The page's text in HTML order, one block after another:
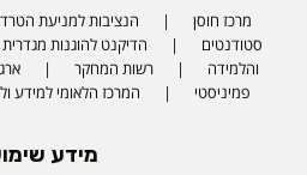
מרכז חוסן הנציבות למניעת
סטודנטים
הדיקנט להוגנות מגדרית
והלמידה
רשות המחקר
פמיניסטי
המרכז הלאומי למידע
מידע